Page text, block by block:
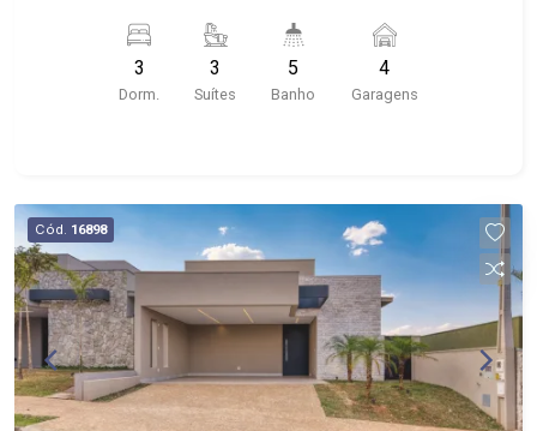
Despensa; - Área de Serviço com armário; -
Espaço Gourmet; - Jardim; - Churrasqueira; -
Piscina; - 4 vagas, sendo 2 cobertas; -
Styles Ribeirão Preto Maurílio Biagi, Pacer
Academia Ribeirânia, Estádio Santa Cruz - Arena
NicNet | Eurobike, UNAERP, Parque Municipal Dr.
Luis Carlos Raya, Churrascaria JP SteakHouse |
Ribeirão Preto | Restaurante | Rodízio, Novo
Shopping, Point SP330, R6 Futebol Society,
Cupim do Paulim, Boteco Vila Madá City Ribeirão,
Atêlie da Pizza.
3
Dorm.
3
Suítes
5
Banho
4
Garagens
Cód. 16898